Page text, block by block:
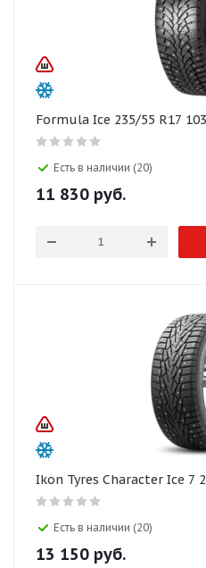
Formula Ice 235/55 R17
Есть в наличии (20)
11 830 руб.
Ikon Tyres Character Ice 7
Есть в наличии (20)
13 150 руб.